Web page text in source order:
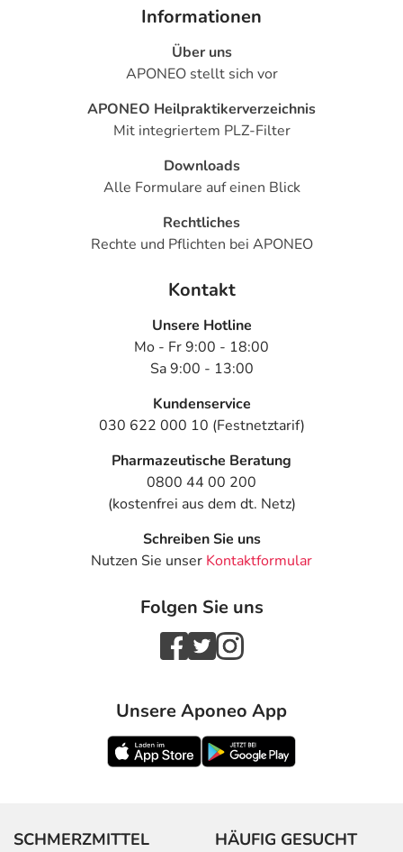
Informationen
Über uns
APONEO stellt sich vor
APONEO Heilpraktikerverzeichnis
Mit integriertem PLZ-Filter
Downloads
Alle Formulare auf einen Blick
Rechtliches
Rechte und Pflichten bei APONEO
Kontakt
Unsere Hotline
Mo - Fr 9:00 - 18:00
Sa 9:00 - 13:00
Kundenservice
030 622 000 10 (Festnetztarif)
Pharmazeutische Beratung
0800 44 00 200
(kostenfrei aus dem dt. Netz)
Schreiben Sie uns
Nutzen Sie unser Kontaktformular
Folgen Sie uns
Unsere Aponeo App
SCHMERZMITTEL HÄUFIG GESUCHT